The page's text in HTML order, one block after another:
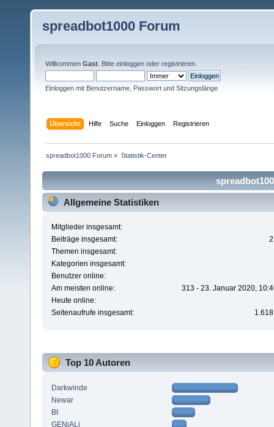
spreadbot1000 Forum
Willkommen Gast . Bitte einloggen oder registrieren
Einloggen mit Benutzername, Passwort und Sitzungslänge
Übersicht Hilfe Suche Einloggen Registrieren
spreadbot1000 Forum » Statistik-Center
Allgemeine Statistiken
Mitglieder insgesamt:
Beiträge insgesamt:
Themen insgesamt:
Kategorien insgesamt:
Benutzer online:
Am meisten online:
313 - 23. Januar 2020,
Heute online:
Seitenaufrufe insgesamt:
Top 10 Autoren
Darkwinde
Newar
Bt
GENiALi